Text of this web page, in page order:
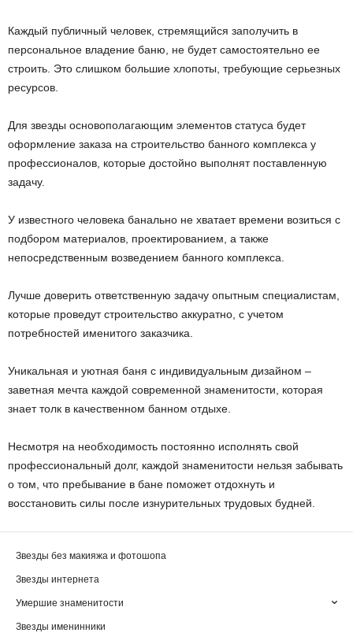
Каждый публичный человек, стремящийся заполучить в
персональное владение баню, не будет самостоятельно ее
строить. Это слишком большие хлопоты, требующие серьезных
ресурсов.
Для звезды основополагающим элементов статуса будет
оформление заказа на строительство банного комплекса у
профессионалов, которые достойно выполнят поставленную
задачу.
У известного человека банально не хватает времени возиться с
подбором материалов, проектированием, а также
непосредственным возведением банного комплекса.
Лучше доверить ответственную задачу опытным специалистам,
которые проведут строительство аккуратно, с учетом
потребностей именитого заказчика.
Уникальная и уютная баня с индивидуальным дизайном –
заветная мечта каждой современной знаменитости, которая
знает толк в качественном банном отдыхе.
Несмотря на необходимость постоянно исполнять свой
профессиональный долг, каждой знаменитости нельзя забывать
о том, что пребывание в бане поможет отдохнуть и
восстановить силы после изнурительных трудовых будней.
Звезды без макияжа и фотошопа
Звезды интернета
Умершие знаменитости
Звезды именинники